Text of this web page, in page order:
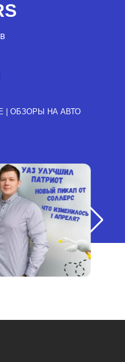
| ОБЗОРЫ НА АВТО